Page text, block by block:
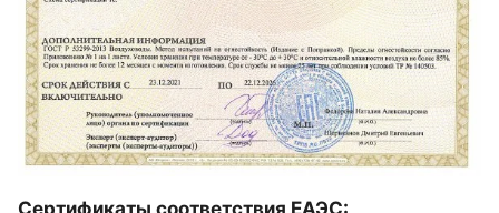
Сертификаты соответствия ЕАЭС: